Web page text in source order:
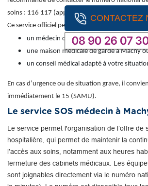
CONTACTEZ
soins : 116 117 (appel gratuit).
Ce service officiel permet d’obtenir une
un médecin de garde
une maison médicale de garde à Machy
un conseil médical adapté à votre
En cas d’urgence ou de situation grave, il
immédiatement le 15 (SAMU).
Le service SOS médecin à
Le service permet l'organisation de l’offre de
hospitalière, qui permet de maintenir la
l’accès aux soins, notamment aux heures
fermeture des cabinets médicaux. Les
sont joignables directement via le numéro